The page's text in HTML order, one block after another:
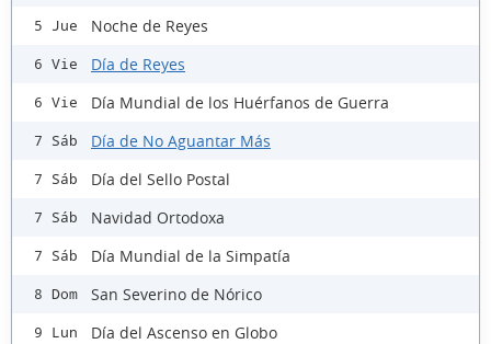
5 Jue Noche de Reyes
6 Vie Día de Reyes
6 Vie Día Mundial de los Huérfanos de Guerra
7 Sáb Día de No Aguantar Más
7 Sáb Día del Sello Postal
7 Sáb Navidad Ortodoxa
7 Sáb Día Mundial de la Simpatía
8 Dom San Severino de Nórico
9 Lun Día del Ascenso en Globo